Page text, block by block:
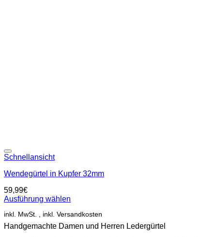
Schnellansicht
Wendegürtel in Kupfer 32mm
59,99€
Ausführung wählen
Produkt
weist
inkl. MwSt.
Handgemachte Damen und Herren Ledergürtel